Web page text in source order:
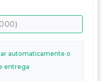
automaticamente o
entrega